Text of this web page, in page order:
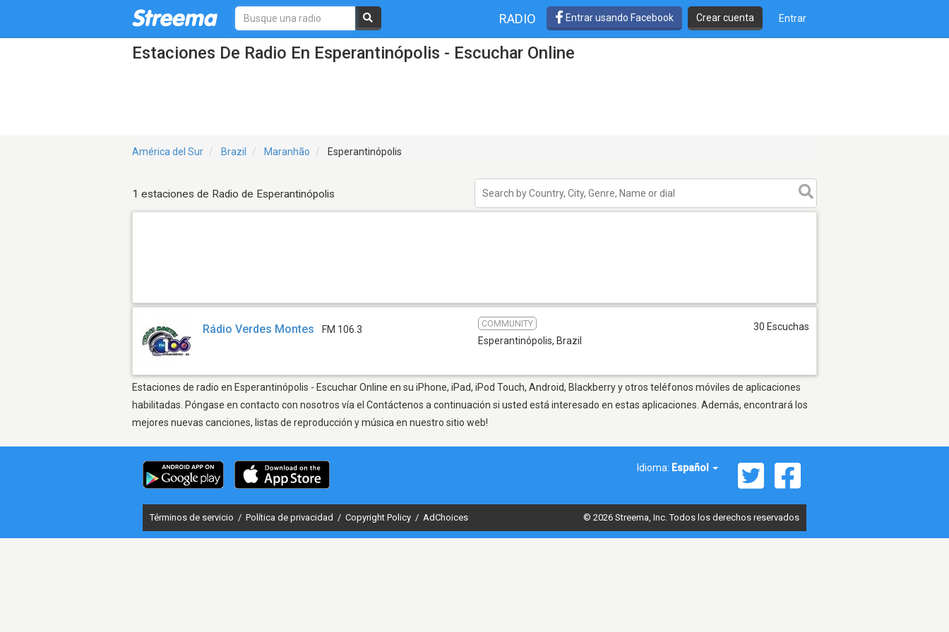
RADIO Entrar usando Facebook Crear cuenta Entrar
Estaciones De Radio En Esperantinópolis - Escuchar Online
América del Sur Brazil Maranhão Esperantinópolis
1 estaciones de Radio de Esperantinópolis
Rádio Verdes Montes FM 106.3
COMMUNITY
Esperantinópolis, Brazil
30 Escuchas
Estaciones de radio en Esperantinópolis - Escuchar Online en su iPhone, iPad, iPod Touch, Android, Blackberry y otros teléfonos móviles de aplicaciones
habilitadas. Póngase en contacto con nosotros vía el Contáctenos a continuación si usted está interesado en estas aplicaciones. Además, encontrará los
mejores nuevas canciones, listas de reproducción y música en nuestro sitio web!
Idioma: Español
Términos de servicio / Política de privacidad / Copyright Policy / AdChoices © 2026 Streema, Inc. Todos los derechos reservados